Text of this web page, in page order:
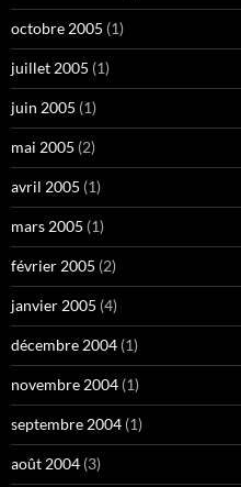
octobre 2005 (1)
juillet 2005 (1)
juin 2005 (1)
mai 2005 (2)
avril 2005 (1)
mars 2005 (1)
février 2005 (2)
janvier 2005 (4)
décembre 2004 (1)
novembre 2004 (1)
septembre 2004 (1)
août 2004 (3)